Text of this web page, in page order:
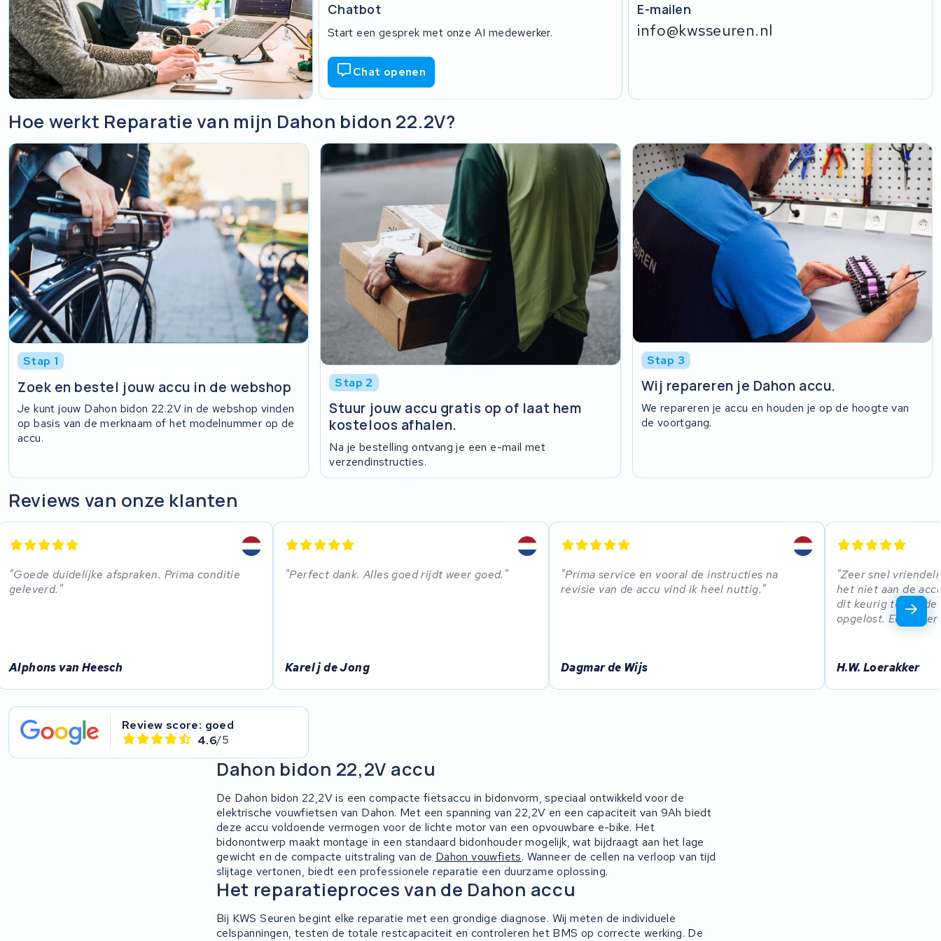
E-mailen
info@kwsseuren.nl
Chatbot
Start een gesprek met onze AI medewerker.
Chat openen
Hoe werkt Reparatie van mijn Dahon bidon 22.2V?
Stap 1
Zoek en bestel jouw accu in de webshop
Je kunt jouw Dahon bidon 22.2V in de webshop vinden
op basis van de merknaam of het modelnummer op de
accu.
Stap 2
Stuur jouw accu gratis op of laat hem
kosteloos afhalen.
Na je bestelling ontvang je een e-mail met
verzendinstructies.
Stap 3
Wij repareren je Dahon accu.
We repareren je accu en houden je op de hoogte van
de voortgang.
Reviews van onze klanten
Goede duidelijke afspraken. Prima conditie
geleverd.
Alphons van Heesch
Perfect dank. Alles goed rijdt weer goed.
Karel j de Jong
Prima service en vooral de instructies na
revisie van de accu vind ik heel nuttig.
Dagmar de Wijs
Zeer snel
het niet aan de
dit keurig tegen de
opgelost. Echte
H.W. Loerakker
Review score: goed
4.6/5
Dahon bidon 22,2V accu
De Dahon bidon 22,2V is een compacte fietsaccu in bidonvorm, speciaal ontwikkeld voor de
elektrische vouwfietsen van Dahon. Met een spanning van 22,2V en een capaciteit van 9Ah biedt
deze accu voldoende vermogen voor de lichte motor van een opvouwbare e-bike. Het
bidonontwerp maakt montage in een standaard bidonhouder mogelijk, wat bijdraagt aan het lage
gewicht en de compacte uitstraling van de Dahon vouwfiets. Wanneer de cellen na verloop van tijd
slijtage vertonen, biedt een professionele reparatie een duurzame oplossing.
Het reparatieproces van de Dahon accu
Bij KWS Seuren begint elke reparatie met een grondige diagnose. Wij meten de individuele
celspanningen, testen de totale restcapaciteit en controleren het BMS op correcte werking. De